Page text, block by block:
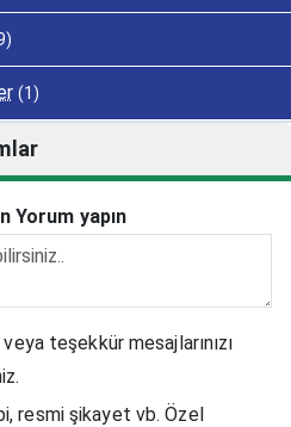
(1)
Yorum yapın
teşekkür mesajlarınızı
resmi şikayet vb. Özel